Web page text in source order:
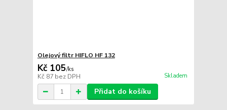
Olejový filtr HIFLO HF 132
Kč 105/ks
Kč 87 bez DPH Skladem
Přidat do košíku